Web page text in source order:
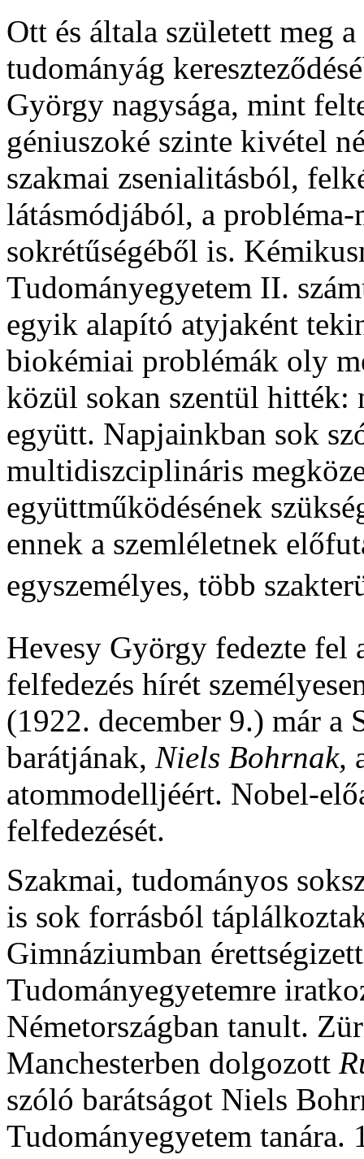
Ott és általa született meg
tudományág
György nagysága, mint
géniuszoké szinte kivétel
szakmai zsenialitásból,
látásmódjából, a
sokrétűségéből is.
Tudományegyetem II.
egyik alapító atyjaként
biokémiai problémák oly
közül sokan szentül hitték:
együtt. Napjainkban sok
multidiszciplináris
együttműködésének
ennek a szemléletnek
egyszemélyes, több
Hevesy György fedezte fel
felfedezés hírét
(1922. december 9.) már
barátjának, Niels Bohrnak,
atommodelljéért. Nobel-
felfedezését.
Szakmai, tudományos
is sok forrásból
Gimnáziumban
Tudományegyetemre
Németországban tanult.
Manchesterben dolgozott
szóló barátságot Niels
Tudományegyetem tanára.